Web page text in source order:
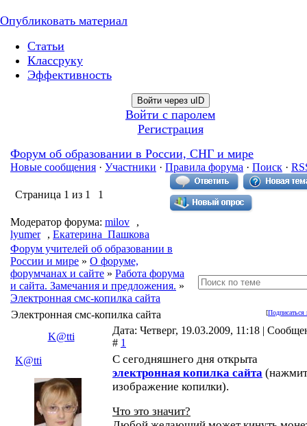
Опубликовать материал
Статьи
Классруку
Эффективность
Войти через uID
Войти с паролем
Регистрация
Форум об образовании в России, СНГ и мире
Новые сообщения · Участники · Правила форума · Поиск ·
Страница 1 из 1 1
Модератор форума: milov
,
lyumer
, Екатерина_Пашкова
Форум учителей об образовании в
России и мире » О форуме,
форумчанах и сайте » Работа форума
и сайта. Замечания и предложения. »
Электронная смс-копилка сайта
[Подписаться
Электронная смс-копилка сайта
K@tti
Дата: Четверг, 19.03.2009, 11:18 |
# 1
K@tti
С сегодняшнего дня открыта
электронная копилка сайта
изображение копилки).
Что это значит?